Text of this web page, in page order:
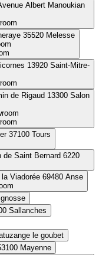
Albert Manoukian
62 rue de la besneraye 35520 Melesse
Saint-Mitre-
Rigaud 13300 Salon
8 rue Emmy Noether 37100 Tours
Saint Bernard 6220
405 Allée de la Viadorée 69480 Anse
Larrigan 40510 Seignosse
53 Place de la Grenette 74700 Sallanches
la chartreuse 26300 Chatuzange le goubet
176 impasse de la Licorne 53100 Mayenne